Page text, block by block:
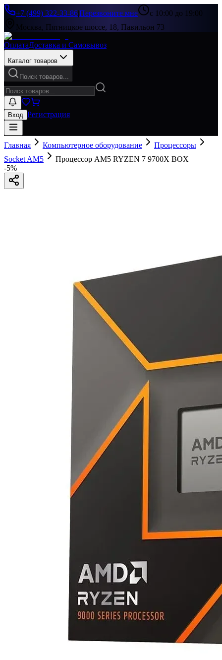
+7 (499) 322-33-86|Перезвоните мне
с 10:00 до 19:00
Москва, Пятницкое шоссе, 18, Павильон 73
ОплатаДоставка и Самовывоз
Каталог товаров
Поиск товаров...
Вход Регистрация
Главная Компьютерное оборудование
Процессоры
Socket AM5
Процессор AM5 RYZEN 7 9700X BOX
-5%